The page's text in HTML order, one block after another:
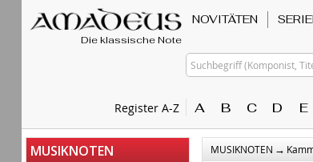
Die klassische Note
Register A-Z
NOVITÄTEN
Suchbegriff (Komponist,
A B C D E
MUSIKNOTEN MUSIKNOTEN →